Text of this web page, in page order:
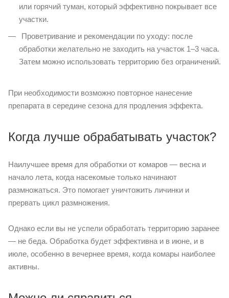
или горячий туман, который эффективно покрывает все
участки.
Проветривание и рекомендации по уходу: после
обработки желательно не заходить на участок 1–3 часа.
Затем можно использовать территорию без ограничений.
При необходимости возможно повторное нанесение
препарата в середине сезона для продления эффекта.
Когда лучше обрабатывать участок?
Наилучшее время для обработки от комаров — весна и
начало лета, когда насекомые только начинают
размножаться. Это помогает уничтожить личинки и
прервать цикл размножения.
Однако если вы не успели обработать территорию заранее
— не беда. Обработка будет эффективна и в июне, и в
июле, особенно в вечернее время, когда комары наиболее
активны.